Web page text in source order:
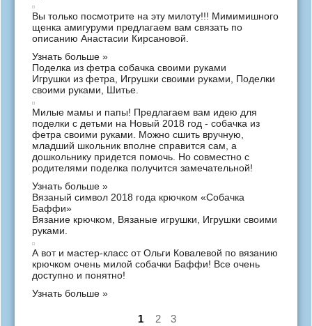
Вы только посмотрите на эту милоту!!! Мимимишного
щенка амигуруми предлагаем вам связать по
описанию Анастасии Кирсановой.
Узнать больше »
Поделка из фетра собачка своими руками
Игрушки из фетра
Игрушки своими руками
Поделки
своими руками
Шитье
Милые мамы и папы! Предлагаем вам идею для
поделки с детьми на Новый 2018 год - собачка из
фетра своими руками. Можно сшить вручную,
младший школьник вполне справится сам, а
дошкольнику придется помочь. Но совместно с
родителями поделка получится замечательной!
Узнать больше »
Вязаный символ 2018 года крючком «Собачка
Баффи»
Вязание крючком
Вязаные игрушки
Игрушки своими
руками
А вот и мастер-класс от Ольги Ковалевой по вязанию
крючком очень милой собачки Баффи! Все очень
доступно и понятно!
Узнать больше »
1 2 3